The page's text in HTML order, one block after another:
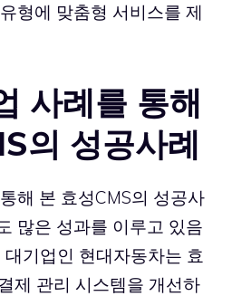
형에 맞춤형 서비스를 제
사례를 통해
의 성공사례
해 본 효성CMS의 성공사
많은 성과를 이루고 있음
대기업인 현대자동차는 효
제 관리 시스템을 개선하